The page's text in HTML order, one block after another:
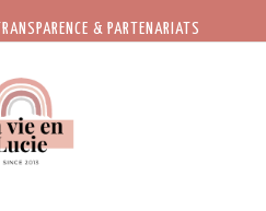
TRANSPARENCE & PARTENARIATS